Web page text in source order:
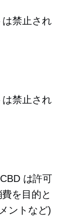
は禁止され
は禁止され
は許可
を目的と
ントなど)